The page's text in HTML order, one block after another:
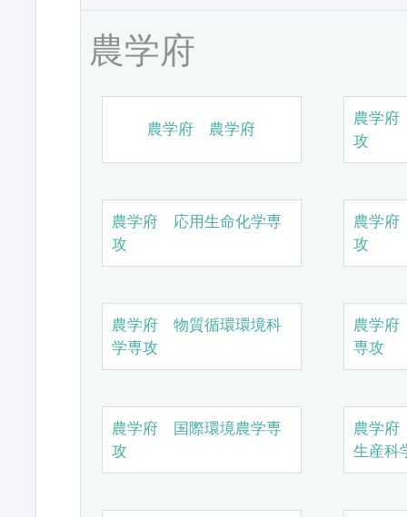
農学府
農学府 農学府
農学
攻
農学府 応用生命化学専
攻
農学
攻
農学府 物質循環環境科
学専攻
農学
専攻
農学府 国際環境農学専
攻
農学
生産科